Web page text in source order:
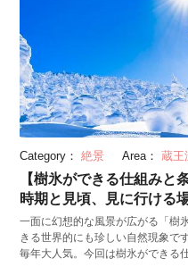
Category： 絶景 Area： 蔵王
【樹氷ができる仕組みと
時期と見頃、見に行ける
一面に幻想的な風景が広がる「樹
きる世界的にも珍しい自然現象で
毎年大人気。今回は樹氷ができる